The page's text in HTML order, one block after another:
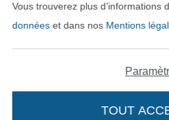
Vous trouverez plus d’informations
donnéeset dans nos Mentions
TOUT